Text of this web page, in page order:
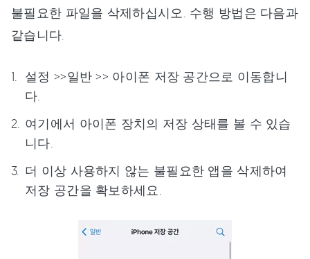
불필요한 파일을 삭제하십시오. 수행 방법은 다음과
같습니다.
설정 >>일반 >> 아이폰 저장 공간으로 이동합니
다.
여기에서 아이폰 장치의 저장 상태를 볼 수 있습
니다.
더 이상 사용하지 않는 불필요한 앱을 삭제하여
저장 공간을 확보하세요.